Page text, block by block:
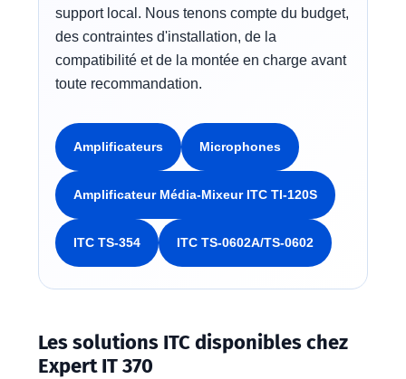
support local. Nous tenons compte du budget,
des contraintes d'installation, de la
compatibilité et de la montée en charge avant
toute recommandation.
Amplificateurs Microphones
Amplificateur Média-Mixeur ITC TI-120S
ITC TS-354 ITC TS-0602A/TS-0602
Les solutions ITC disponibles chez
Expert IT 370